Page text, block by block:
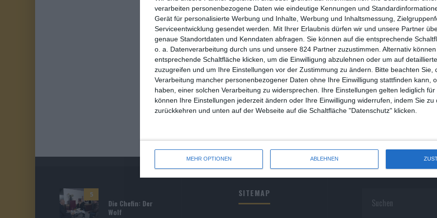
verarbeiten personenbezogene Daten wie eindeutige Kennungen und
Gerät für personalisierte Werbung und Inhalte, Werbung und Inhaltsmessung,
Serviceentwicklung gesendet werden.
Mit Ihrer Erlaubnis dürfen wir und unsere Partner
genaue Standortdaten und Kenndaten abfragen. Sie können auf die entsprechende
o. a. Datenverarbeitung durch uns und unsere 824 Partner zuzustimmen. Alternativ
entsprechende Schaltfläche klicken, um die Einwilligung abzulehnen oder um auf
zuzugreifen und um Ihre Einstellungen vor der Zustimmung zu ändern.
Bitte beachten Sie,
Verarbeitung mancher personenbezogener Daten ohne Ihre Einwilligung stattfinden kann,
haben, einer solchen Verarbeitung zu widersprechen. Ihre Einstellungen gelten lediglich
können Ihre Einstellungen jederzeit ändern oder Ihre Einwilligung widerrufen, indem Sie zu
zurückkehren und unten auf der Webseite auf die Schaltfläche "Datenschutz" klicken.
MEHR OPTIONEN ABLEHNEN
5
Die Chefin: Der
Wolf
SITEMAP